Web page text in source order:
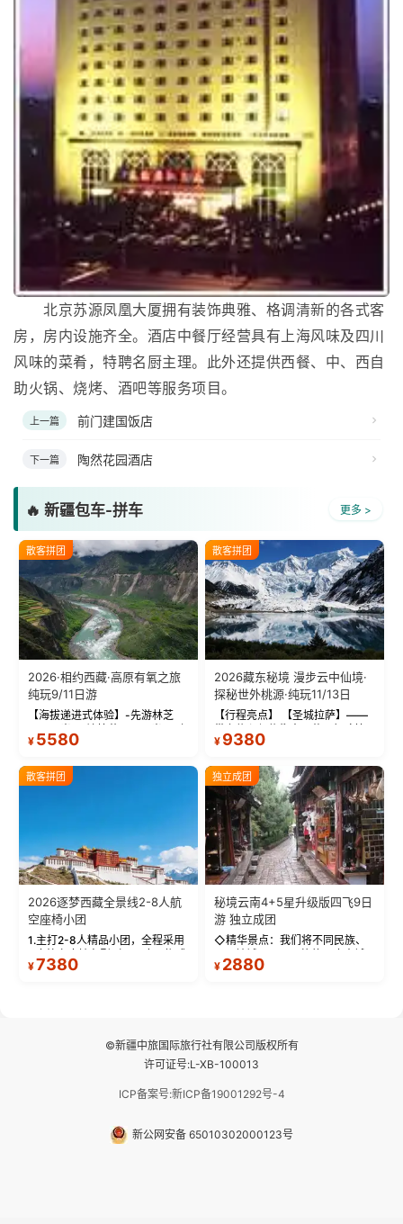
北京苏源凤凰大厦拥有装饰典雅、格调清新的各式客
房，房内设施齐全。酒店中餐厅经营具有上海风味及四川
风味的菜肴，特聘名厨主理。此外还提供西餐、中、西自
助火锅、烧烤、酒吧等服务项目。
上一篇 前门建国饭店
下一篇 陶然花园酒店
🔥 新疆包车-拼车 更多 >
散客拼团
2026·相约西藏·高原有氧之旅
纯玩9/11日游
【海拔递进式体验】-先游林芝
(2900米)再访拉萨(3650米)，亲
测 99%游客零高反 。 【贴心保
反根本不是事儿 ！ 【无人机航
拍】-雪山/圣湖/...
¥ 5580
散客拼团
2026藏东秘境 漫步云中仙境·
探秘世外桃源·纯玩11/13日
【行程亮点】 【圣城拉萨】——
带上信心与信仰去西藏，行吟拉
萨，感受这座城与生俱来的与众
城堡寺院于一体的宏伟建筑，是
西藏最完整的古代...
¥ 9380
散客拼团
2026逐梦西藏全景线2-8人航
空座椅小团
1.主打2-8人精品小团，全程采用
9座航空座椅车型（360度环抱式
座舱），提供VIP级别的舒适出行
¥7380
独立成团
秘境云南4+5星升级版四飞9日
游 独立成团
◇精华景点：我们将不同民族、
不同地域、不同风格的三座古城
—【大理古城、丽江古城、香格
¥ 2880
©新疆中旅国际旅行社有限公司版权所有
许可证号:L-XB-100013
ICP备案号:新ICP备19001292号-4
新公网安备 65010302000123号